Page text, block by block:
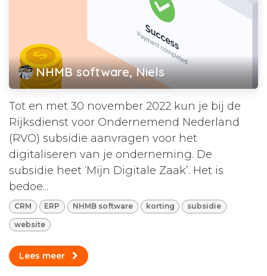
NHMB software, Niels
Tot en met 30 november 2022 kun je bij de
Rijksdienst voor Ondernemend Nederland
(RVO) subsidie aanvragen voor het
digitaliseren van je onderneming. De
subsidie heet ‘Mijn Digitale Zaak’. Het is
bedoe...
CRM ERP NHMB software korting subsidie
website
Lees meer